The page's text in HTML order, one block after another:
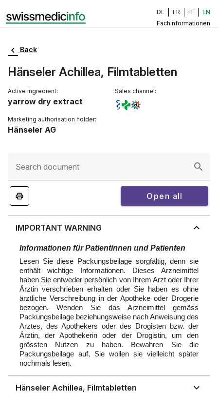
Fachinformationen
DE FR IT EN
Back
Hänseler Achillea, Filmtabletten
Active ingredient:
yarrow dry extract
Marketing authorisation holder:
Hänseler AG
Sales channel:
Search document
Open all
IMPORTANT WARNING
Informationen für Patientinnen und Patienten
Lesen Sie diese Packungsbeilage sorgfältig, denn sie
enthält wichtige Informationen. Dieses Arzneimittel
haben Sie entweder persönlich von Ihrem Arzt oder Ihrer
Ärztin verschrieben erhalten oder Sie haben es ohne
ärztliche Verschreibung in der Apotheke oder Drogerie
bezogen. Wenden Sie das Arzneimittel gemäss
Packungsbeilage beziehungsweise nach Anweisung des
Arztes, des Apothekers oder des Drogisten bzw. der
Ärztin, der Apothekerin oder der Drogistin, um den
grössten Nutzen zu haben. Bewahren Sie die
Packungsbeilage auf, Sie wollen sie vielleicht später
nochmals lesen.
Hänseler Achillea, Filmtabletten